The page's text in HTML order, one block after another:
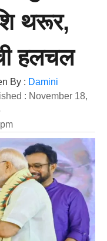
थरूर,
हलचल
By : Damini
: November 18,